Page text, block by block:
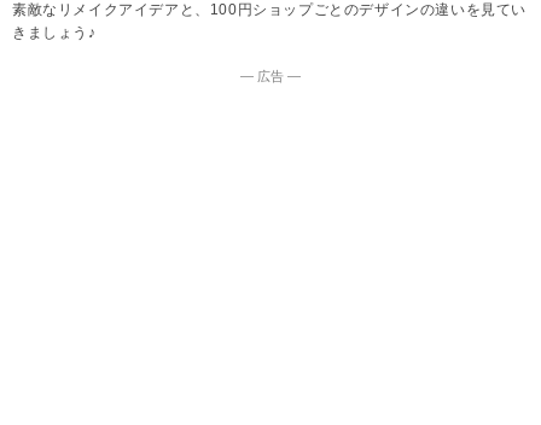
素敵なリメイクアイデアと、100円ショップごとのデザインの違いを見てい
きましょう♪
― 広告 ―